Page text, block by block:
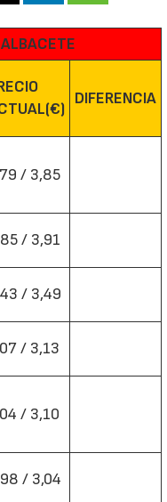
DIFERENCIA
/ 3,85
/ 3,91
/ 3,49
/ 3,13
/ 3,10
/ 3,04